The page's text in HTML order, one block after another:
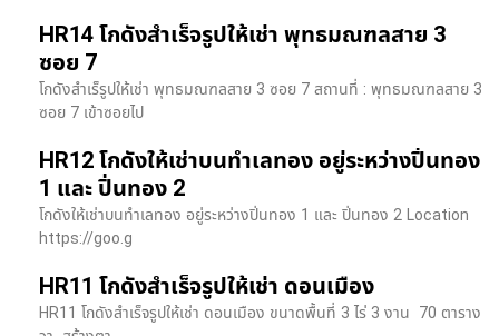
HR14 โกดังสำเร็จรูปให้เช่า พุทธมณฑลสาย 3
ซอย 7
โกดังสำเร็รูปให้เช่า พุทธมณฑลสาย 3 ซอย 7 สถานที่ : พุทธมณฑลสาย 3
ซอย 7 เข้าซอยไป
HR12 โกดังให้เช่าบนทำเลทอง อยู่ระหว่างปิ่นทอง
1 และ ปิ่นทอง 2
โกดังให้เช่าบนทำเลทอง อยู่ระหว่างปิ่นทอง 1 และ ปิ่นทอง 2 Location
https://goo.g
HR11 โกดังสำเร็จรูปให้เช่า ดอนเมือง
HR11 โกดังสำเร็จรูปให้เช่า ดอนเมือง ขนาดพื้นที่ 3 ไร่ 3 งาน 70 ตาราง